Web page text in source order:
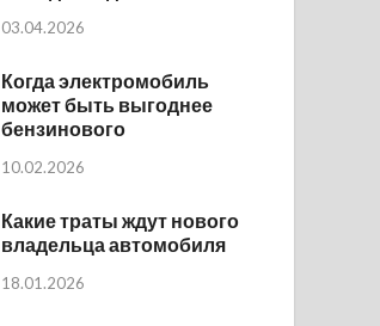
03.04.2026
Когда электромобиль
может быть выгоднее
бензинового
10.02.2026
Какие траты ждут нового
владельца автомобиля
18.01.2026